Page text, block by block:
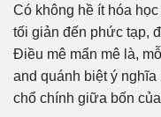
Có không hề ít hóa
tối giản đến phức tạp,
Điều mê mẩn mê là,
and quánh biệt ý
chổ chính giữa bốn